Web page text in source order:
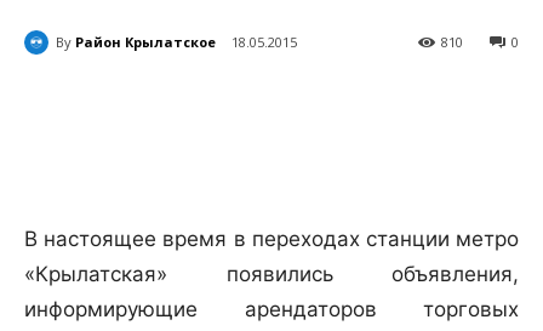
By Район Крылатское 18.05.2015 0
810
В настоящее время в переходах станции метро
«Крылатская» появились объявления,
информирующие арендаторов торговых